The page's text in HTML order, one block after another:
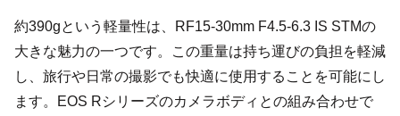
約390gという軽量性は、RF15-30mm F4.5-6.3 IS STMの
大きな魅力の一つです。この重量は持ち運びの負担を軽減
し、旅行や日常の撮影でも快適に使用することを可能にし
ます。EOS Rシリーズのカメラボディとの組み合わせで